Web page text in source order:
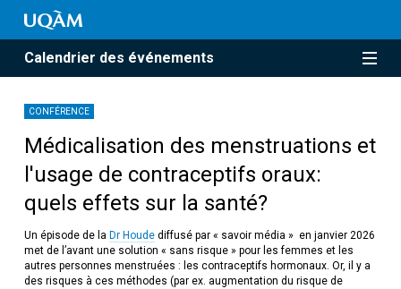
Calendrier des événements
CONFÉRENCE
Médicalisation des menstruations et
l'usage de contraceptifs oraux:
quels effets sur la santé?
Un épisode de la Dr Houdediffusé par « savoir média » en janvier 2026
met de l’avant une solution « sans risque » pour les femmes et les
autres personnes menstruées : les contraceptifs hormonaux. Or, il y a
des risques à ces méthodes (par ex. augmentation du risque de